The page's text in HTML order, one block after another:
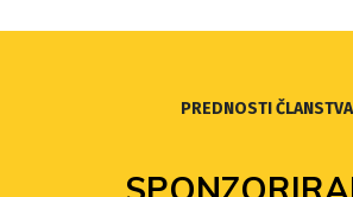
PREDNOSTI ČLANSTVA